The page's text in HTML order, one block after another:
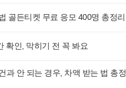
골든티켓 무료 응모 400명 총정리
확인, 막히기 전 꼭 봐요
과 안 되는 경우, 차액 받는 법 총정